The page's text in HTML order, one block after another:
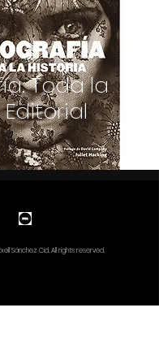
Toda la
Editorial
Sánchez Cid. All rights reserved.